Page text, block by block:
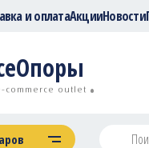
и оплатаАкцииНовости
commerce outlet